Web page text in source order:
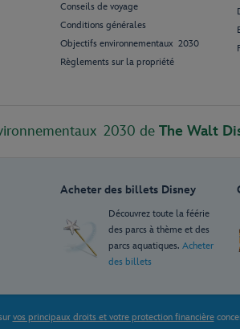
Conseils de voyage
Conditions générales
Objectifs environnementaux 2030
Règlements sur la propriété
2030 de The Walt
Acheter des billets Disney
Découvrez toute la féérie
des parcs à thème et des
parcs aquatiques. Acheter
des billets
vos principaux droits et votre protection financière